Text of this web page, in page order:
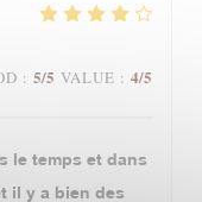
: 5/5 VALUE : 4/5
le temps et dans
il y a bien des